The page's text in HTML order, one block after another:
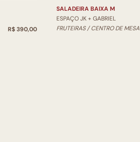
R$ 390,00
SALADEIRA BAIXA M
ESPAÇO JK + GABRIEL
FRUTEIRAS / CENTRO DE MESA